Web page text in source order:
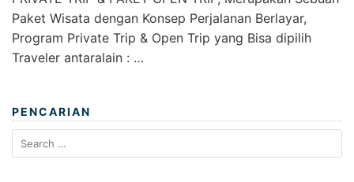
Paket Wisata dengan Konsep Perjalanan Berlayar,
Program Private Trip & Open Trip yang Bisa dipilih
Traveler antaralain : …
PENCARIAN
Search
for: